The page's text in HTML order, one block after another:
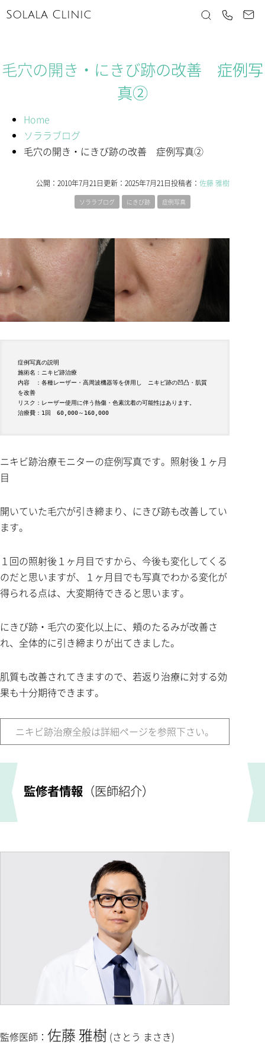
Solala Clinic
Home
ソララブログ
毛穴の開き・にきび跡の改善 症例写真②
毛穴の開き・にきび跡の改善 症例写
真②
公開： 2010年7月21日更新： 2025年7月21日投稿者： 佐藤 雅樹
ソララブログ にきび跡 症例写真
症例写真の説明
施術名：ニキビ跡治療
内容　：各種レーザー・高周波機器等を併用し　ニキビ跡の凹凸・肌質
を改善
リスク：レーザー使用に伴う熱傷・色素沈着の可能性はあります。
ニキビ跡治療モニターの症例写真です。照射後１ヶ月
目
開いていた毛穴が引き締まり、にきび跡も改善してい
ます。
１回の照射後１ヶ月目ですから、今後も変化してくる
のだと思いますが、１ヶ月目でも写真でわかる変化が
得られる点は、大変期待できると思います。
にきび跡・毛穴の変化以上に、頬のたるみが改善さ
れ、全体的に引き締まりが出てきました。
肌質も改善されてきますので、若返り治療に対する効
果も十分期待できます。
ニキビ跡治療全般は詳細ページを参照下さい。
監修者情報 （医師紹介）
監修医師： 佐藤 雅樹 (さとう まさき)